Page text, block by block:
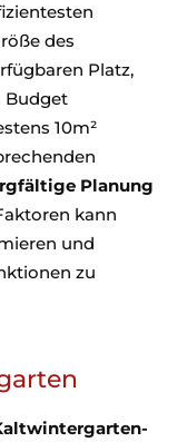
des
Platz,
Budget
10m²
Planung
kann
und
zu